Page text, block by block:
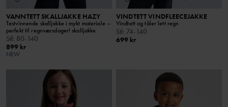
VANNTETT SKALLJAKKE HAZY
Testvinnende skalljakke i mykt materiale –
perfekt til regnværsdager! skalljakke
Stl: 80-140
899 kr
NEW
VINDTETT VINDFLEECEJAKKE
Vindtett og tåler lett regn
Stl: 74-140
699 kr